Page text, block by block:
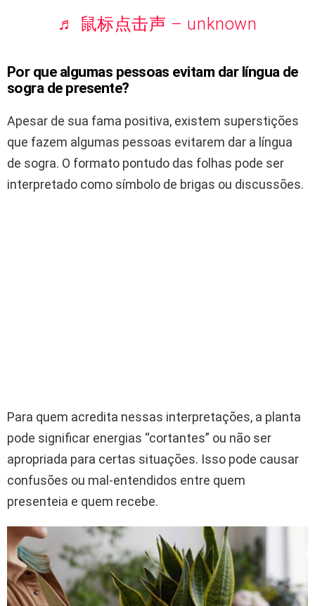
♬ 鼠标点击声 – unknown
Por que algumas pessoas evitam dar língua de
sogra de presente?
Apesar de sua fama positiva, existem superstições
que fazem algumas pessoas evitarem dar a língua
de sogra. O formato pontudo das folhas pode ser
interpretado como símbolo de brigas ou discussões.
Para quem acredita nessas interpretações, a planta
pode significar energias “cortantes” ou não ser
apropriada para certas situações. Isso pode causar
confusões ou mal-entendidos entre quem
presenteia e quem recebe.